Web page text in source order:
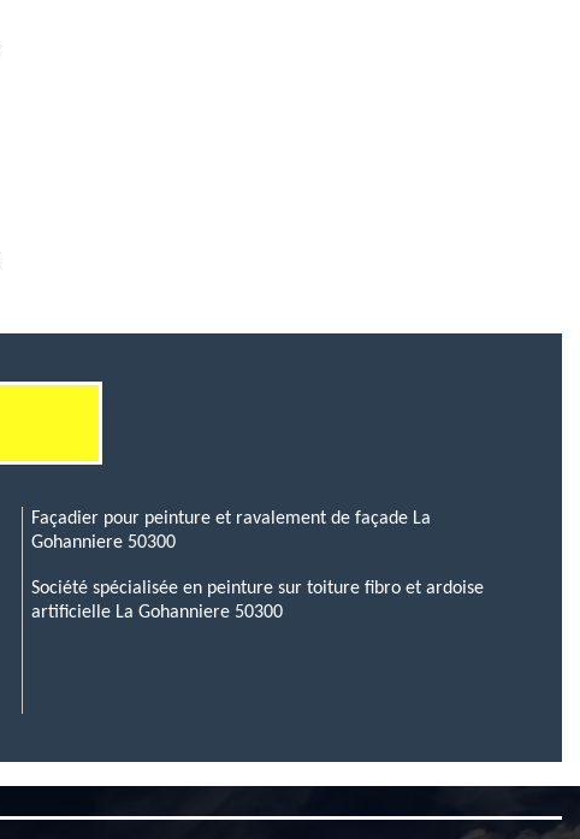
Façadier pour peinture et ravalement de façade La
Gohanniere 50300
Société spécialisée en peinture sur toiture fibro et ardoise
artificielle La Gohanniere 50300